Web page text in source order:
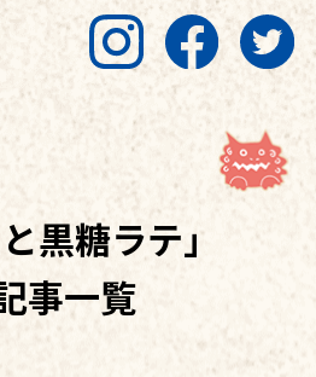
黒糖ラテ」
事一覧